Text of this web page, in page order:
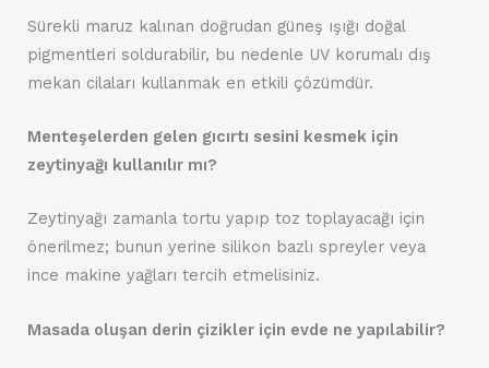
Sürekli maruz kalınan doğrudan güneş ışığı doğal
pigmentleri soldurabilir, bu nedenle UV korumalı dış
mekan cilaları kullanmak en etkili çözümdür.
Menteşelerden gelen gıcırtı sesini kesmek için
zeytinyağı kullanılır mı?
Zeytinyağı zamanla tortu yapıp toz toplayacağı için
önerilmez; bunun yerine silikon bazlı spreyler veya
ince makine yağları tercih etmelisiniz.
Masada oluşan derin çizikler için evde ne yapılabilir?